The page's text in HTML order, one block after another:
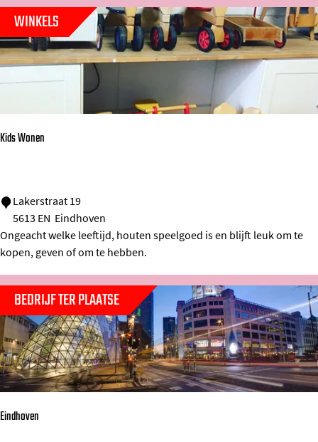
l
H
a
e
n
Kids Wonen
K
d
W
n
e
n
WINKELS
Lakerstraat 19
5613 EN Eindhoven
Ongeacht welke leeftijd, houten speelgoed is en blijft leuk om te
kopen, geven of om te hebben.
Eindhoven
BEDRIJF TER PLAATSE